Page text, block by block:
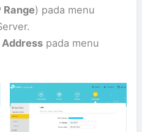
Range) pada menu
Addresspada menu